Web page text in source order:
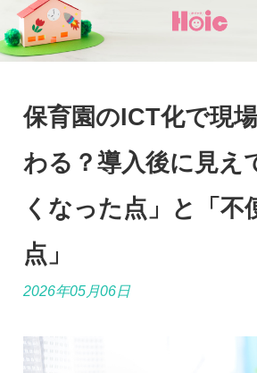
保育園のICT化で現
わる？導入後に見え
くなった点」と「不
点」
2026年05月06日